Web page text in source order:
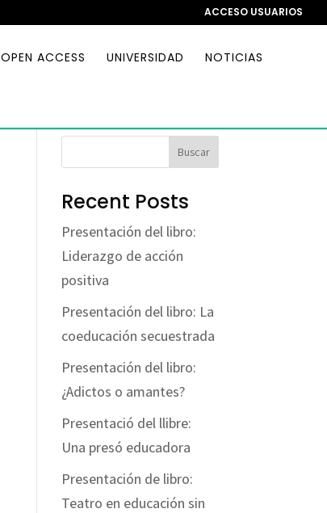
ACCESO USUARIOS
OPEN ACCESS UNIVERSIDAD NOTICIAS
Buscar
Recent Posts
Presentación del libro:
Liderazgo de acción
positiva
Presentación del libro: La
coeducación secuestrada
Presentación del libro:
¿Adictos o amantes?
Presentació del llibre:
Una presó educadora
Presentación de libro:
Teatro en educación sin